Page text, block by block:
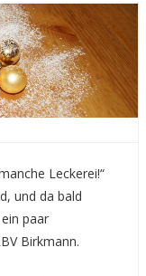
Leckerei!“
und da bald
paar
Birkmann.